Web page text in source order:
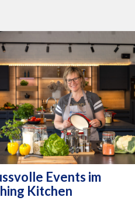
Events im
Kitchen